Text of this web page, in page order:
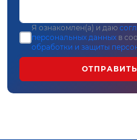
Я ознакомлен(а) и даю
персональных данных в
обработки и защиты